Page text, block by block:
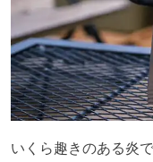
いくら趣きのある炎